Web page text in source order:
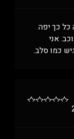
כל כך יפה
אני
כמו סלב.